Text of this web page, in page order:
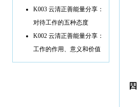
K003 云清正善能量分享：
对待工作的五种态度
K002 云清正善能量分享：
工作的作用、意义和价值